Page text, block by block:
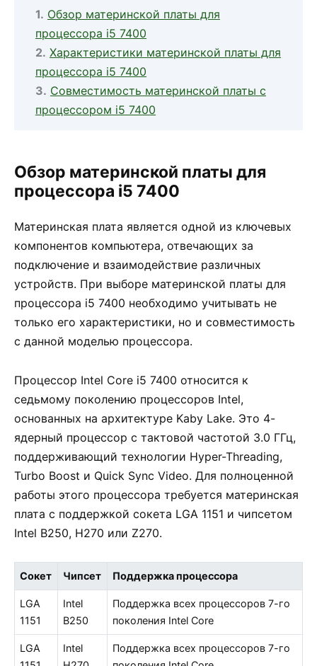
Обзор материнской платы для
процессора i5 7400
Характеристики материнской платы для
процессора i5 7400
Совместимость материнской платы с
процессором i5 7400
Обзор материнской платы для
процессора i5 7400
Материнская плата является одной из ключевых
компонентов компьютера, отвечающих за
подключение и взаимодействие различных
устройств. При выборе материнской платы для
процессора i5 7400 необходимо учитывать не
только его характеристики, но и совместимость
с данной моделью процессора.
Процессор Intel Core i5 7400 относится к
седьмому поколению процессоров Intel,
основанных на архитектуре Kaby Lake. Это 4-
ядерный процессор с тактовой частотой 3.0 ГГц,
поддерживающий технологии Hyper-Threading,
Turbo Boost и Quick Sync Video. Для полноценной
работы этого процессора требуется материнская
плата с поддержкой сокета LGA 1151 и чипсетом
Intel B250, H270 или Z270.
Сокет Чипсет Поддержка процессора
LGA
1151
Intel
B250
Поддержка всех процессоров 7-го
поколения Intel Core
LGA
Intel
Поддержка всех процессоров 7-го